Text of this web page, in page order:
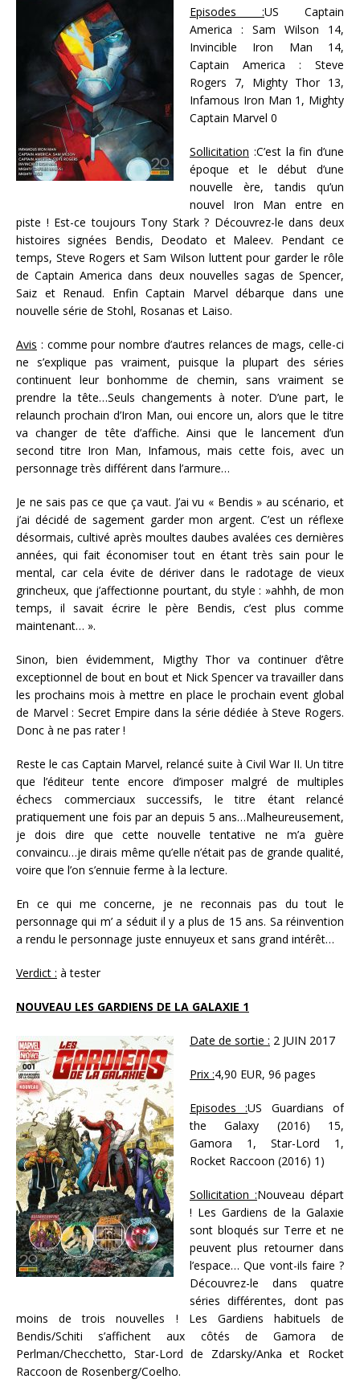
Episodes :US Captain
America : Sam Wilson 14,
Invincible Iron Man 14,
Captain America : Steve
Rogers 7, Mighty Thor 13,
Infamous Iron Man 1, Mighty
Captain Marvel 0
Sollicitation :C’est la fin d’une
époque et le début d’une
nouvelle ère, tandis qu’un
nouvel Iron Man entre en
piste ! Est-ce toujours Tony Stark ? Découvrez-le dans deux
histoires signées Bendis, Deodato et Maleev. Pendant ce
temps, Steve Rogers et Sam Wilson luttent pour garder le rôle
de Captain America dans deux nouvelles sagas de Spencer,
Saiz et Renaud. Enfin Captain Marvel débarque dans une
nouvelle série de Stohl, Rosanas et Laiso.
Avis : comme pour nombre d’autres relances de mags, celle-ci
ne s’explique pas vraiment, puisque la plupart des séries
continuent leur bonhomme de chemin, sans vraiment se
prendre la tête…Seuls changements à noter. D’une part, le
relaunch prochain d’Iron Man, oui encore un, alors que le titre
va changer de tête d’affiche. Ainsi que le lancement d’un
second titre Iron Man, Infamous, mais cette fois, avec un
personnage très différent dans l’armure…
Je ne sais pas ce que ça vaut. J’ai vu « Bendis » au scénario, et
j’ai décidé de sagement garder mon argent. C’est un réflexe
désormais, cultivé après moultes daubes avalées ces dernières
années, qui fait économiser tout en étant très sain pour le
mental, car cela évite de dériver dans le radotage de vieux
grincheux, que j’affectionne pourtant, du style : »ahhh, de mon
temps, il savait écrire le père Bendis, c’est plus comme
maintenant… ».
Sinon, bien évidemment, Migthy Thor va continuer d’être
exceptionnel de bout en bout et Nick Spencer va travailler dans
les prochains mois à mettre en place le prochain event global
de Marvel : Secret Empire dans la série dédiée à Steve Rogers.
Donc à ne pas rater !
Reste le cas Captain Marvel, relancé suite à Civil War II. Un titre
que l’éditeur tente encore d’imposer malgré de multiples
échecs commerciaux successifs, le titre étant relancé
pratiquement une fois par an depuis 5 ans…Malheureusement,
je dois dire que cette nouvelle tentative ne m’a guère
convaincu…je dirais même qu’elle n’était pas de grande qualité,
voire que l’on s’ennuie ferme à la lecture.
En ce qui me concerne, je ne reconnais pas du tout le
personnage qui m’ a séduit il y a plus de 15 ans. Sa réinvention
a rendu le personnage juste ennuyeux et sans grand intérêt…
Verdict : à tester
NOUVEAU LES GARDIENS DE LA GALAXIE 1
Date de sortie : 2 JUIN 2017
Prix :4,90 EUR, 96 pages
Episodes :US Guardians of
the Galaxy (2016) 15,
Gamora 1, Star-Lord 1,
Rocket Raccoon (2016) 1)
Sollicitation :Nouveau départ
! Les Gardiens de la Galaxie
sont bloqués sur Terre et ne
peuvent plus retourner dans
l’espace… Que vont-ils faire ?
Découvrez-le dans quatre
séries différentes, dont pas
moins de trois nouvelles ! Les Gardiens habituels de
Bendis/Schiti s’affichent aux côtés de Gamora de
Perlman/Checchetto, Star-Lord de Zdarsky/Anka et Rocket
Raccoon de Rosenberg/Coelho.